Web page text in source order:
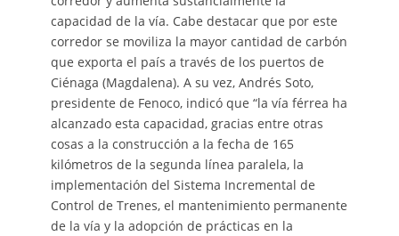
capacidad de la vía. Cabe destacar que por este
corredor se moviliza la mayor cantidad de carbón
que exporta el país a través de los puertos de
Ciénaga (Magdalena). A su vez, Andrés Soto,
presidente de Fenoco, indicó que “la vía férrea ha
alcanzado esta capacidad, gracias entre otras
cosas a la construcción a la fecha de 165
kilómetros de la segunda línea paralela, la
implementación del Sistema Incremental de
Control de Trenes, el mantenimiento permanente
de la vía y la adopción de prácticas en la